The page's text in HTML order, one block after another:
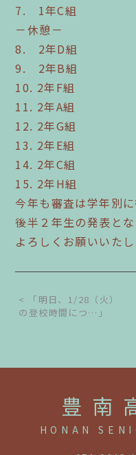
7. 1年C組
－休憩－
8. 2年D組
9. 2年B組
10. 2年F組
11. 2年A組
12. 2年G組
13. 2年E組
14. 2年C組
15. 2年H組
今年も審査は学年別
後半２年生の発表とな
よろしくお願いいたし
< 「明日、1/28（火）
の登校時間につ…」
豊南
HONAN